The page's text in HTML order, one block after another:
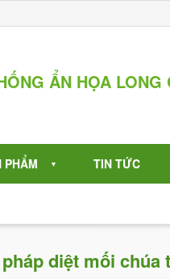
ẨN HỌA LONG
PHẨM ▼ TIN TỨC
diệt mối chúa